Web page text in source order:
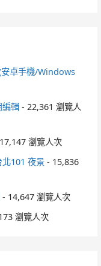
卓手機/Windows
編輯 - 22,361 瀏覽人
瀏覽人次
101 夜景 - 15,836
- 14,647 瀏覽人次
瀏覽人次